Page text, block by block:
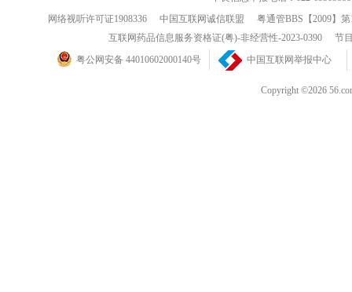
网络视听许可证1908336
中国互联网诚信联盟
粤通管BBS【2009】
互联网药品信息服务资格证(粤)-非经营性-2023-0390
节
粤公网安备 44010602000140号
中国互联网举报中心
Copyright ©2026